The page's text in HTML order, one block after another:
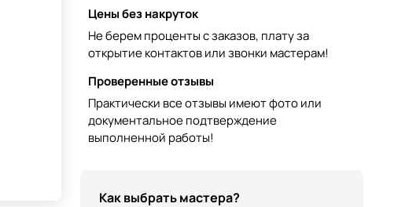
Цены без накруток
Не берем проценты с заказов, плату за
открытие контактов или звонки мастерам!
Проверенные отзывы
Практически все отзывы имеют фото или
документальное подтверждение
выполненной работы!
Как выбрать мастера?